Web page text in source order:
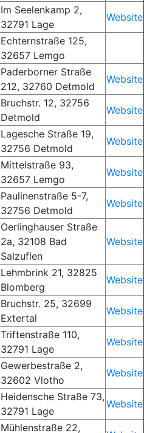
Im Seelenkamp 2,
32791 Lage
Website
Echternstraße 125,
32657 Lemgo
Paderborner Straße
212, 32760 Detmold
Website
Bruchstr. 12, 32756
Detmold
Website
Lagesche Straße 19,
32756 Detmold
Website
Mittelstraße 93,
32657 Lemgo
Website
Paulinenstraße 5-7,
32756 Detmold
Website
Oerlinghauser Straße
2a, 32108 Bad
Salzuflen
Website
Lehmbrink 21, 32825
Blomberg
Website
Bruchstr. 25, 32699
Extertal
Website
Triftenstraße 110,
32791 Lage
Website
Gewerbestraße 2,
32602 Vlotho
Website
Heidensche Straße 73,
32791 Lage
Website
Mühlenstraße 22,